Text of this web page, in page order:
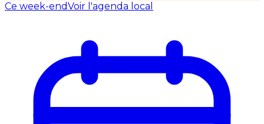
Ce week-endVoir l'agenda local